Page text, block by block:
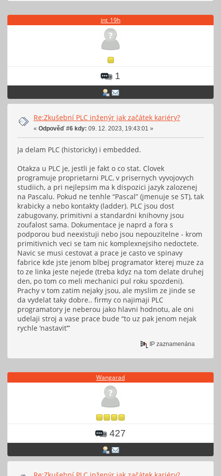
int_19h
1
Re:Zkušební PLC inženýr jak začátek kariéry?
« Odpověď #6 kdy: 09. 12. 2023, 19:43:01 »
Ja delam PLC (historicky) i embedded.
Otakza u PLC je, jestli je fakt o co stat. Clovek
programuje proprietarni PLC, v prisernych vyvojovych
studiich, a pri nejlepsim ma k dispozici jazyk zalozenej
na Pascalu. Pokud ne tenhle “Pascal” (jmenuje se ST), tak
krabicky a nebo kontakty (ladder). PLC jsou dost
zabugovany, primitivni a standardni knihovny jsou
zoufalost sama. Dokumentace je naprd a fora s
podporou bud neexistuji nebo jsou nepouzitelne - krom
primitivnich veci se tam nic komplexnejsiho nedoctete.
Navic se musi cestovat a prace je casto ve spinavy
fabrice kde jste jenom blbej programator kterej muze za
to ze linka jeste nejede (treba kdyz na tom delate druhej
den, po tom co meli mechanici pul roku spozdeni).
Prachy v tom zatim nejaky jsou, ale myslim ze jinde se
da vydelat taky dobre.. firmy co najimaji PLC
programatory je neberou jako hlavni hodnotu, ale oni
udelaji stroj a vase prace bude “to uz pak jenom nejak
rychle ‘nastavit’”
IP zaznamenána
Wangarad
427